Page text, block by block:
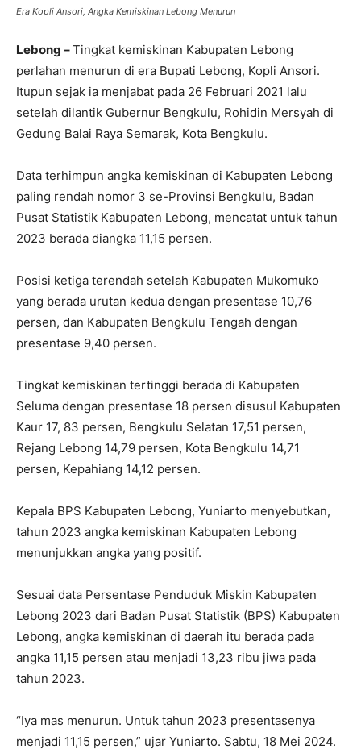
Era Kopli Ansori, Angka Kemiskinan Lebong Menurun
Lebong –Tingkat kemiskinan Kabupaten Lebong
perlahan menurun di era Bupati Lebong, Kopli Ansori.
Itupun sejak ia menjabat pada 26 Februari 2021 lalu
setelah dilantik Gubernur Bengkulu, Rohidin Mersyah di
Gedung Balai Raya Semarak, Kota Bengkulu.
Data terhimpun angka kemiskinan di Kabupaten Lebong
paling rendah nomor 3 se-Provinsi Bengkulu, Badan
Pusat Statistik Kabupaten Lebong, mencatat untuk tahun
2023 berada diangka 11,15 persen.
Posisi ketiga terendah setelah Kabupaten Mukomuko
yang berada urutan kedua dengan presentase 10,76
persen, dan Kabupaten Bengkulu Tengah dengan
presentase 9,40 persen.
Tingkat kemiskinan tertinggi berada di Kabupaten
Seluma dengan presentase 18 persen disusul Kabupaten
Kaur 17, 83 persen, Bengkulu Selatan 17,51 persen,
Rejang Lebong 14,79 persen, Kota Bengkulu 14,71
persen, Kepahiang 14,12 persen.
Kepala BPS Kabupaten Lebong, Yuniarto menyebutkan,
tahun 2023 angka kemiskinan Kabupaten Lebong
menunjukkan angka yang positif.
Sesuai data Persentase Penduduk Miskin Kabupaten
Lebong 2023 dari Badan Pusat Statistik (BPS) Kabupaten
Lebong, angka kemiskinan di daerah itu berada pada
angka 11,15 persen atau menjadi 13,23 ribu jiwa pada
tahun 2023.
“Iya mas menurun. Untuk tahun 2023 presentasenya
menjadi 11,15 persen,” ujar Yuniarto. Sabtu, 18 Mei 2024.